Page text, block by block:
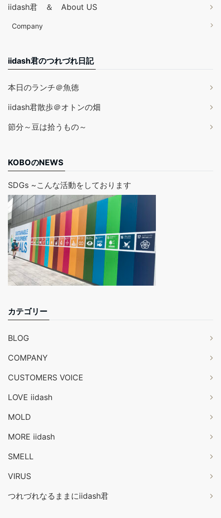
iidash君 ＆ About US
Company
iidash君のつれづれ日記
本日のランチ＠魚徳
iidash君散歩＠オトンの畑
節分～豆は拾うもの～
KOBOのNEWS
SDGs ~こんな活動をしております
カテゴリー
BLOG
COMPANY
CUSTOMERS VOICE
LOVE iidash
MOLD
MORE iidash
SMELL
VIRUS
つれづれなるままにiidash君